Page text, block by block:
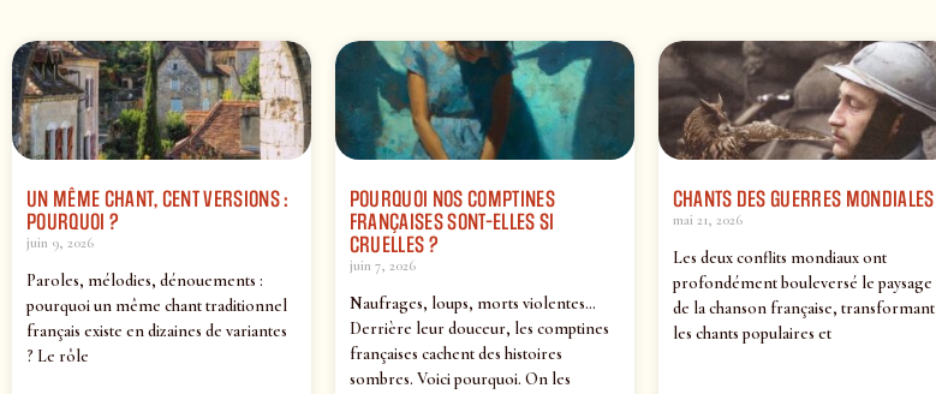
UN MÊME CHANT, CENT VERSIONS :
POURQUOI ?
juin 9, 2026
Paroles, mélodies, dénouements :
pourquoi un même chant traditionnel
français existe en dizaines de variantes
? Le rôle
POURQUOI NOS COMPTINES
FRANÇAISES SONT-ELLES SI
CRUELLES ?
juin 7, 2026
Naufrages, loups, morts violentes…
Derrière leur douceur, les comptines
françaises cachent des histoires
sombres. Voici pourquoi. On les
CHANTS DES GUERRES MONDIALES
mai 21, 2026
Les deux conflits mondiaux ont
profondément bouleversé le paysage
de la chanson française, transformant
les chants populaires et